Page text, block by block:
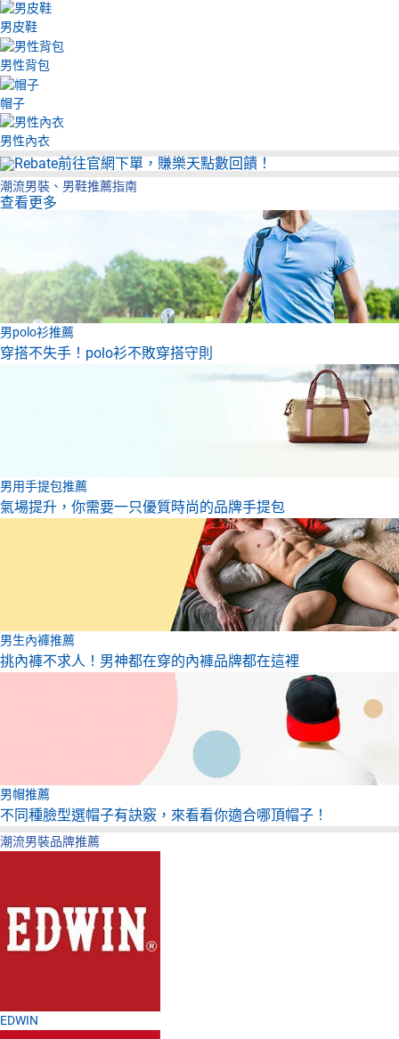
男皮鞋
男性背包
帽子
男性內衣
潮流男裝、男鞋推薦指南
查看更多
男polo衫推薦
穿搭不失手！polo衫不敗穿搭守則
男用手提包推薦
氣場提升，你需要一只優質時尚的品牌手提包
男生內褲推薦
挑內褲不求人！男神都在穿的內褲品牌都在這裡
男帽推薦
不同種臉型選帽子有訣竅，來看看你適合哪頂帽子！
潮流男裝品牌推薦
EDWIN